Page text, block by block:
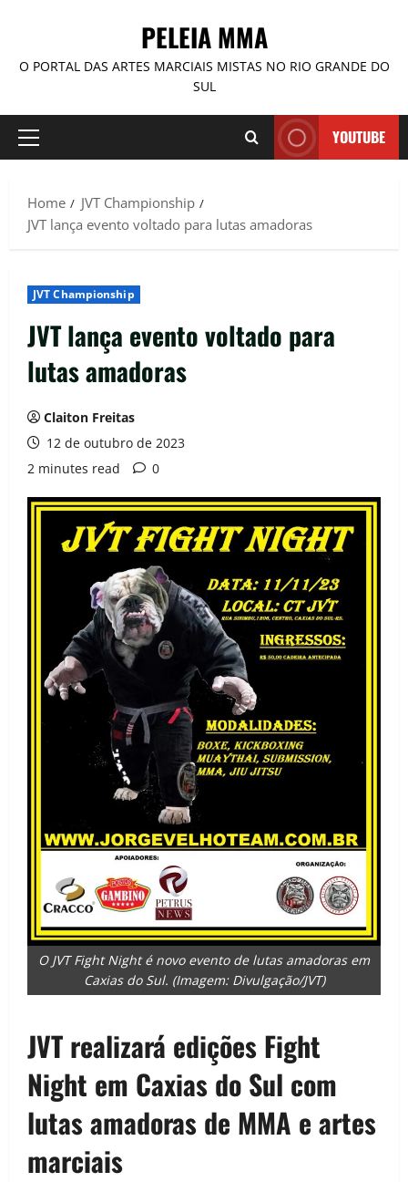
PELEIA MMA
O PORTAL DAS ARTES MARCIAIS MISTAS NO RIO GRANDE DO
SUL
YOUTUBE
Home
JVT Championship
JVT lança evento voltado para lutas amadoras
JVT Championship
JVT lança evento voltado para
lutas amadoras
Claiton Freitas
12 de outubro de 2023
2 minutes read
0
O JVT Fight Night é novo evento de lutas amadoras em
Caxias do Sul. (Imagem: Divulgação/JVT)
JVT realizará edições Fight
Night em Caxias do Sul com
lutas amadoras de MMA e artes
marciais